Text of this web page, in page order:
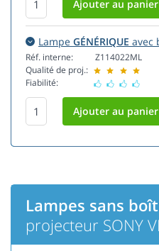
Lampe GÉNÉRIQUE avec
Réf. interne:
Qualité de proj.:
Fiabilité:
Z114022ML
Lampes sans
projecteur SONY